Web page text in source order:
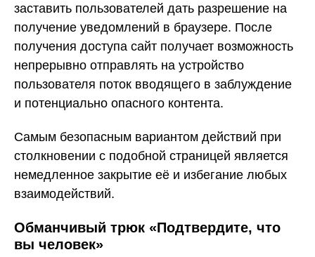
заставить пользователей дать разрешение на
получение уведомлений в браузере. После
получения доступа сайт получает возможность
непрерывно отправлять на устройство
пользователя поток вводящего в заблуждение
и потенциально опасного контента.
Самым безопасным вариантом действий при
столкновении с подобной страницей является
немедленное закрытие её и избегание любых
взаимодействий.
Обманчивый трюк «Подтвердите, что
вы человек»